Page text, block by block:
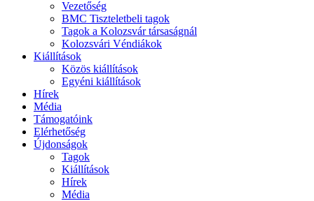
Vezetőség
BMC Tiszteletbeli tagok
Tagok a Kolozsvár társaságnál
Kolozsvári Véndiákok
Kiállítások
Közös kiállítások
Egyéni kiállítások
Hírek
Média
Támogatóink
Elérhetőség
Újdonságok
Tagok
Kiállítások
Hírek
Média